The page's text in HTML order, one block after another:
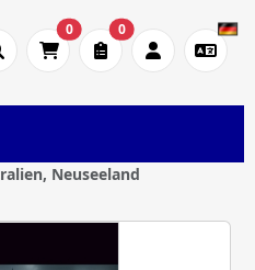
0 0
Neuseeland